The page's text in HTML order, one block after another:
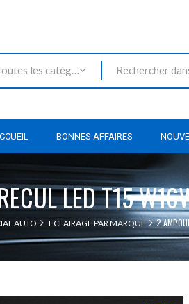
Toutes les catégories
BONNES AFFAIRES
LED T15
AUTO ECLAIRAGE PAR MARQUE 2